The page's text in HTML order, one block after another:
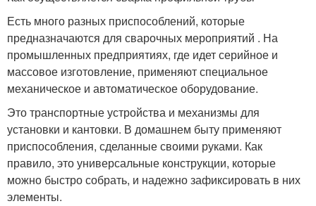
Есть много разных приспособлений, которые
предназначаются для сварочных мероприятий . На
промышленных предприятиях, где идет серийное и
массовое изготовление, применяют специальное
механическое и автоматическое оборудование.
Это транспортные устройства и механизмы для
установки и кантовки. В домашнем быту применяют
приспособления, сделанные своими руками. Как
правило, это универсальные конструкции, которые
можно быстро собрать, и надежно зафиксировать в них
элементы.